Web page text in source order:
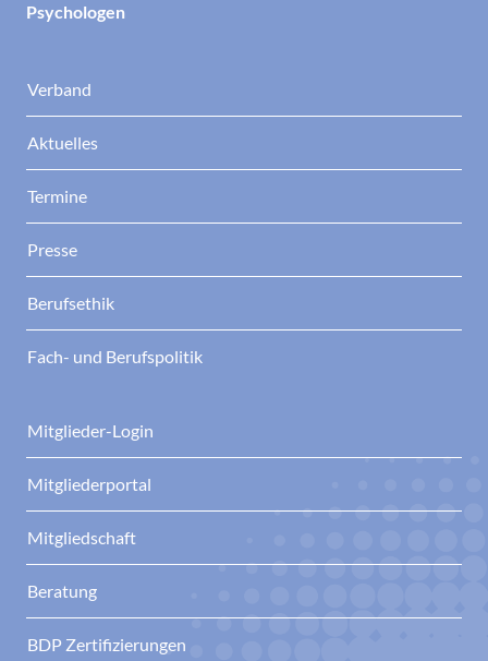
Psychologen
Verband
Aktuelles
Termine
Presse
Berufsethik
Fach- und Berufspolitik
Mitglieder-Login
Mitgliederportal
Mitgliedschaft
Beratung
BDP Zertifizierungen